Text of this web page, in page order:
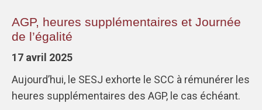
AGP, heures supplémentaires et Journée
de l’égalité
17 avril 2025
Aujourd’hui, le SESJ exhorte le SCC à rémunérer les
heures supplémentaires des AGP, le cas échéant.